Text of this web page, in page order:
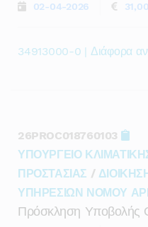
02-04-2026 31,00
34913000-0 | Διάφορα
26PROC018760103
ΥΠΟΥΡΓΕΙΟ
ΠΡΟΣΤΑΣΙΑΣ /
ΥΠΗΡΕΣΙΩΝ ΝΟΜΟΥ
Πρόσκληση Υποβολής